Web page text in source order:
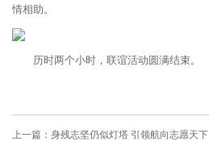
情相助。
历时两个小时，联谊活动圆满结束。
上一篇：身残志坚仍似灯塔 引领航向志愿天下